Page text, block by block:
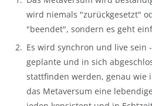
wird niemals "zurückgesetzt"
"beendet", sondern es geht
Es wird synchron und live sein
geplante und in sich
stattfinden werden, genau wie
das Metaversum eine